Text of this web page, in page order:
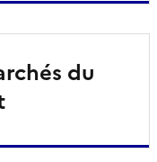
du